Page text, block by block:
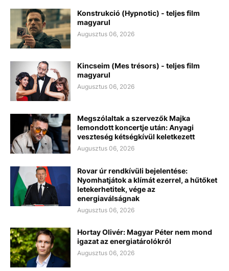
Konstrukció (Hypnotic) - teljes film
magyarul
Augusztus 06, 2026
Kincseim (Mes trésors) - teljes film
magyarul
Augusztus 06, 2026
Megszólaltak a szervezők Majka
lemondott koncertje után: Anyagi
veszteség kétségkívül keletkezett
Augusztus 06, 2026
Rovar úr rendkívüli bejelentése:
Nyomhatjátok a klímát ezerrel, a hűtőket
letekerhetitek, vége az
energiaválságnak
Augusztus 06, 2026
Hortay Olivér: Magyar Péter nem mond
igazat az energiatárolókról
Augusztus 06, 2026